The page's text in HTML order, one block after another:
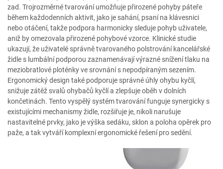
zad. Trojrozměrné tvarování umožňuje přirozené pohyby páteře
během každodenních aktivit, jako je sahání, psaní na klávesnici
nebo otáčení, takže podpora harmonicky sleduje pohyb uživatele,
aniž by omezovala přirozené pohybové vzorce. Klinické studie
ukazují, že uživatelé správně tvarovaného polstrování kancelářské
židle s lumbální podporou zaznamenávají výrazné snížení tlaku na
meziobratlové ploténky ve srovnání s nepodpíraným sezením.
Ergonomický design také podporuje správné úhly ohybu kyčlí,
snižuje zátěž svalů ohybačů kyčlí a zlepšuje oběh v dolních
končetinách. Tento vyspělý systém tvarování funguje synergicky s
existujícími mechanismy židle, rozšiřuje je, nikoli narušuje
nastavitelné prvky, jako je výška sedáku, sklon a poloha opěrek pro
paže, a tak vytváří komplexní ergonomické řešení pro sedění.